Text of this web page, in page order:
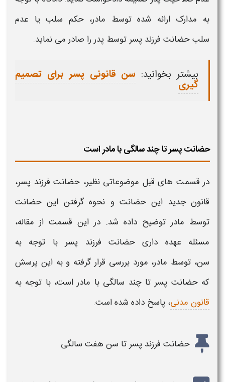
به مدارک ارائه شدهتوسط مادر، حکم سلب یا عدم
سلبحضانت فرزند پسر توسط پدر را صادر می نماید.
بیشتر بخوانید: سن قانونی پسر برای تصمیم
گیری
حضانت پسر تا چند سالگی با مادر است
در قسمت های قبل موضوعاتی نظیر، حضانت فرزند پسر،
قانون جدید اینحضانتو نحوه گرفتن این حضانت
توسط مادرتوضیح داده شد. در این قسمت از مقاله،
مسئله عهده داریحضانت فرزند پسربا توجه به
سن، توسط مادر، مورد بررسی قرار گرفته و به این پرسش
کهحضانت پسر تا چند سالگی با مادر است، با توجه به
قانون مدنی، پاسخ داده شده است.
حضانت فرزند پسر تا سن هفت سالگی